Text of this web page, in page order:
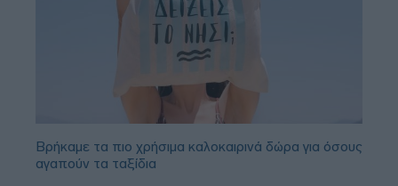
Βρήκαμε τα πιο χρήσιμα καλοκαιρινά δώρα για όσους
αγαπούν τα ταξίδια